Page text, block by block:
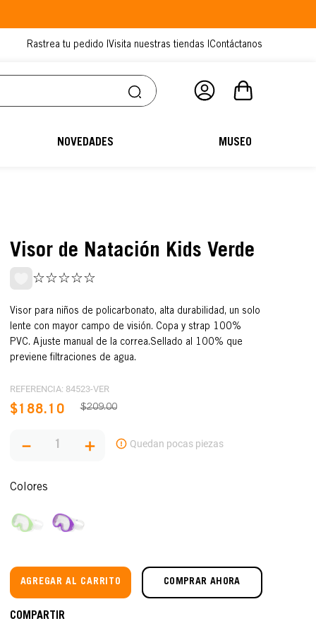
Rastrea tu pedido |Visita nuestras tiendas |Contáctanos
NOVEDADES MUSEO
Visor de Natación Kids Verde
☆☆☆☆☆
Visor para niños de policarbonato, alta durabilidad, un solo
lente con mayor campo de visión. Copa y strap 100%
PVC. Ajuste manual de la correa.Sellado al 100% que
previene filtraciones de agua.
REFERENCIA: 84523-VER
$188. 10 $209.00
＋
－
Colores
AGREGAR AL CARRITO COMPRAR AHORA